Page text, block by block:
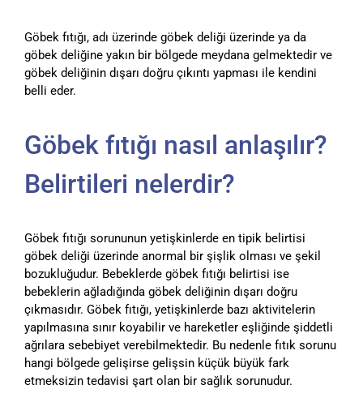
Göbek fıtığı, adı üzerinde göbek deliği üzerinde ya da
göbek deliğine yakın bir bölgede meydana gelmektedir ve
göbek deliğinin dışarı doğru çıkıntı yapması ile kendini
belli eder.
Göbek fıtığı nasıl anlaşılır?
Belirtileri nelerdir?
Göbek fıtığı sorununun yetişkinlerde en tipik belirtisi
göbek deliği üzerinde anormal bir şişlik olması ve şekil
bozukluğudur. Bebeklerde göbek fıtığı belirtisi ise
bebeklerin ağladığında göbek deliğinin dışarı doğru
çıkmasıdır. Göbek fıtığı, yetişkinlerde bazı aktivitelerin
yapılmasına sınır koyabilir ve hareketler eşliğinde şiddetli
ağrılara sebebiyet verebilmektedir. Bu nedenle fıtık sorunu
hangi bölgede gelişirse gelişsin küçük büyük fark
etmeksizin tedavisi şart olan bir sağlık sorunudur.